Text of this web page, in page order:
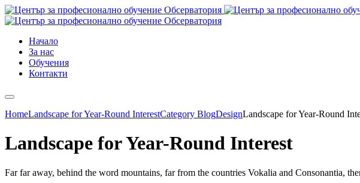
Начало
За нас
Обучения
Контакти
HomeLandscape for Year-Round InterestCategory BlogDesignLandscape for Year-Round
Landscape for Year-Round Interest
Far far away, behind the word mountains, far from the countries Vokalia and Consonantia,